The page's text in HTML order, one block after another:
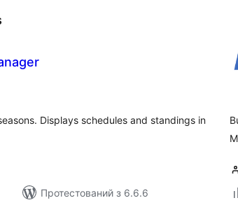
Displays schedules and standings in
Протестований з 6.6.6